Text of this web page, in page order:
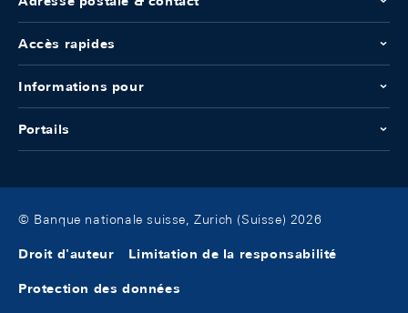
Accès rapides
Informations pour
Portails
© Banque nationale suisse, Zurich (Suisse) 2026
Droit d'auteur Limitation de la responsabilité
Protection des données